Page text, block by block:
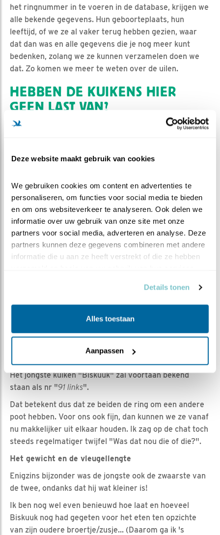
Deze website maakt gebruik van cookies
We gebruiken cookies om content en advertenties te
personaliseren, om functies voor social media te bieden
en om ons websiteverkeer te analyseren. Ook delen we
informatie over uw gebruik van onze site met onze
partners voor social media, adverteren en analyse. Deze
partners kunnen deze gegevens combineren met andere
informatie die u aan ze heeft verstrekt of die ze hebben
Details tonen
Alles toestaan
Aanpassen
het ringnummer in te voeren in de database, krijgen we
alle bekende gegevens. Hun geboorteplaats, hun
leeftijd, of we ze al vaker terug hebben gezien, waar
dat dan was en alle gegevens die je nog meer kunt
bedenken, zolang we ze kunnen verzamelen doen we
dat. Zo komen we meer te weten over de uilen.
HEBBEN DE KUIKENS HIER
GEEN LAST VAN?
Uiteraard is het ringen voor de kuikens altijd een stress
natuurlijk niet. Het kenmerkende 'klakken' met hun
gisteren al in het blog vermeld en waarschijnlijk ook
door de live-kijkers vanmiddag gezien, was het even
bijkomen van de schrik. De kuikens maken het
inmiddels weer goed. Ook de ring zelf levert geen
enkele hinder of schade op voor de kuikens. De ring is
zo aangebracht dat deze los om de poot zit en ook
comfortabel blijft zitten als de uilen straks volwassen
DE GEGEVENS
Ons oudste kuiken "Kuukeen" gaat voortaan door het
Het jongste kuiken "Biskuuk" zal voortaan bekend
staan als nr "91 links".
Dat betekent dus dat ze beiden de ring om een andere
poot hebben. Voor ons ook fijn, dan kunnen we ze vanaf
nu makkelijker uit elkaar houden. Ik zag op de chat toch
steeds regelmatiger twijfel "Was dat nou die of die?".
Het gewicht en de vleugellengte
Enigzins bijzonder was de jongste ook de zwaarste van
de twee, ondanks dat hij wat kleiner is!
Ik ben nog wel even benieuwd hoe laat en hoeveel
Biskuuk nog had gegeten voor het eten ten opzichte
van zijn oudere broertje/zusje... (Daarom ga ik 's